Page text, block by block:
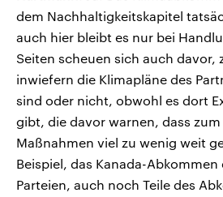
dem Nachhaltigkeitskapitel
auch hier bleibt es nur bei
Seiten scheuen sich auch davor,
inwiefern die Klimapläne des
sind oder nicht, obwohl es dort
gibt, die davor warnen, dass zum
Maßnahmen viel zu wenig weit
Beispiel, das Kanada-Abkommen
Parteien, auch noch Teile des